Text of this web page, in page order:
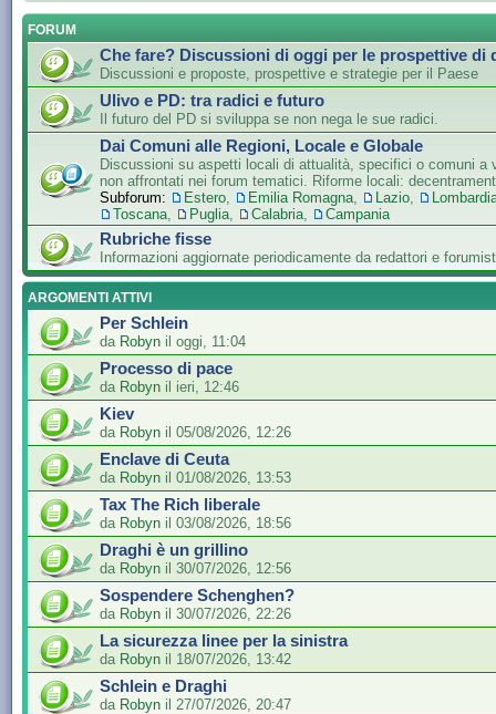
FORUM
Che fare? Discussioni di oggi per le prospettive di
Discussioni e proposte, prospettive e strategie per il Paese
Ulivo e PD: tra radici e futuro
Il futuro del PD si sviluppa se non nega le sue radici.
Dai Comuni alle Regioni, Locale e Globale
Discussioni su aspetti locali di attualità, specifici o comuni a
non affrontati nei forum tematici. Riforme locali:
Subforum:
Estero, Emilia Romagna, Lazio,
Toscana, Puglia, Calabria, Campania
Rubriche fisse
Informazioni aggiornate periodicamente da redattori e
ARGOMENTI ATTIVI
Per Schlein
da Robyn il oggi, 11:04
Processo di pace
da Robyn il ieri, 12:46
Kiev
da Robyn il 05/08/2026, 12:26
Enclave di Ceuta
da Robyn il 01/08/2026, 13:53
Tax The Rich liberale
da Robyn il 03/08/2026, 18:56
Draghi è un grillino
da Robyn il 30/07/2026, 12:56
Sospendere Schenghen?
da Robyn il 30/07/2026, 22:26
La sicurezza linee per la sinistra
da Robyn il 18/07/2026, 13:42
Schlein e Draghi
da Robyn il 27/07/2026, 20:47